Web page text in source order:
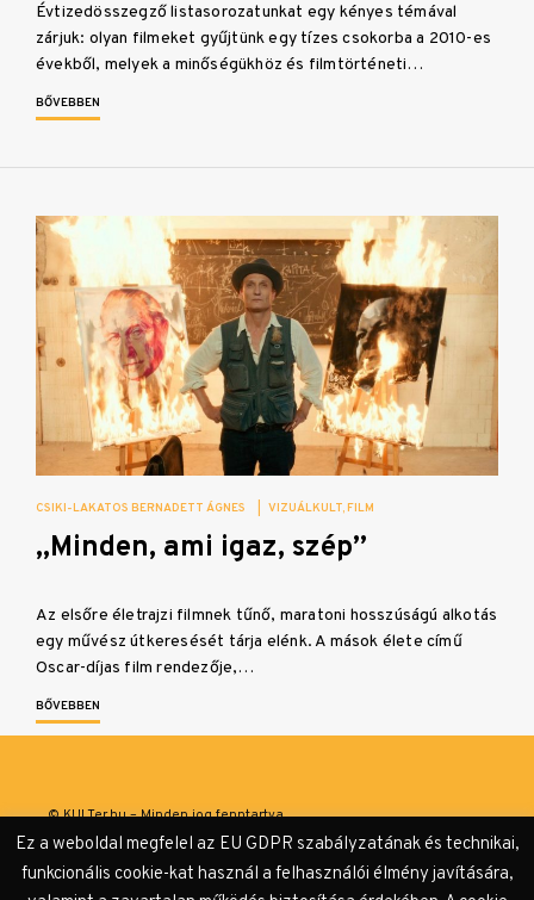
Évtizedösszegző listasorozatunkat egy kényes témával
zárjuk: olyan filmeket gyűjtünk egy tízes csokorba a 2010-es
évekből, melyek a minőségükhöz és filmtörténeti…
BŐVEBBEN
CSIKI-LAKATOS BERNADETT ÁGNES VIZUÁLKULT FILM
„Minden, ami igaz, szép”
Az elsőre életrajzi filmnek tűnő, maratoni hosszúságú alkotás
egy művész útkeresését tárja elénk. A mások élete című
Oscar-díjas film rendezője,…
BŐVEBBEN
© KULTer.hu – Minden jog fenntartva
Ez a weboldal megfelel az EU GDPR szabályzatának és technikai,
funkcionális cookie-kat használ a felhasználói élmény javítására,